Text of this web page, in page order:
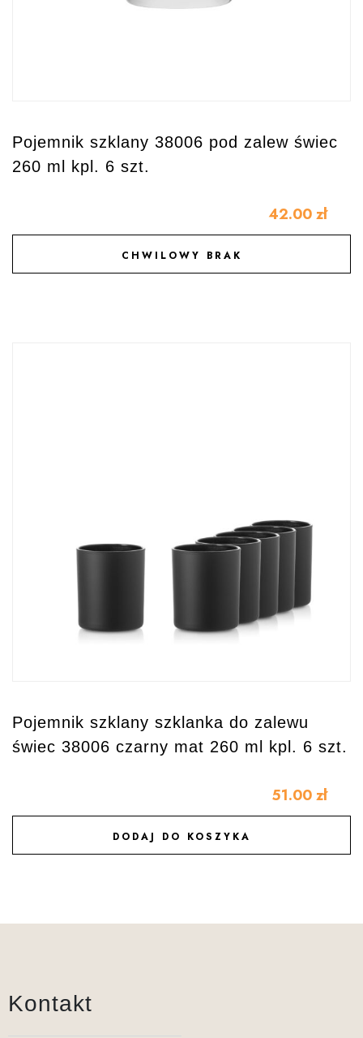
Pojemnik szklany 38006 pod zalew świec
260 ml kpl. 6 szt.
42.00 zł
CHWILOWY BRAK
DODAJ DO ULUBIONYCH
Pojemnik szklany szklanka do zalewu
świec 38006 czarny mat 260 ml kpl. 6 szt.
51.00 zł
DODAJ DO KOSZYKA
DODAJ DO ULUBIONYCH
Kontakt